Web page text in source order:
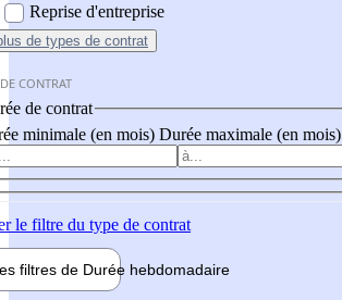
Reprise d'entreprise
de types de contrat
CONTRAT
de contrat
minimale (en mois) Durée maximale (en mois)
le filtre du type de contrat
filtres de Durée hebdomadaire